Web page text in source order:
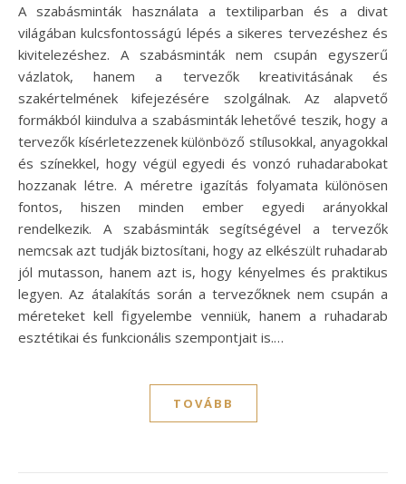
A szabásminták használata a textiliparban és a divat
világában kulcsfontosságú lépés a sikeres tervezéshez és
kivitelezéshez. A szabásminták nem csupán egyszerű
vázlatok, hanem a tervezők kreativitásának és
szakértelmének kifejezésére szolgálnak. Az alapvető
formákból kiindulva a szabásminták lehetővé teszik, hogy a
tervezők kísérletezzenek különböző stílusokkal, anyagokkal
és színekkel, hogy végül egyedi és vonzó ruhadarabokat
hozzanak létre. A méretre igazítás folyamata különösen
fontos, hiszen minden ember egyedi arányokkal
rendelkezik. A szabásminták segítségével a tervezők
nemcsak azt tudják biztosítani, hogy az elkészült ruhadarab
jól mutasson, hanem azt is, hogy kényelmes és praktikus
legyen. Az átalakítás során a tervezőknek nem csupán a
méreteket kell figyelembe venniük, hanem a ruhadarab
esztétikai és funkcionális szempontjait is.…
TOVÁBB